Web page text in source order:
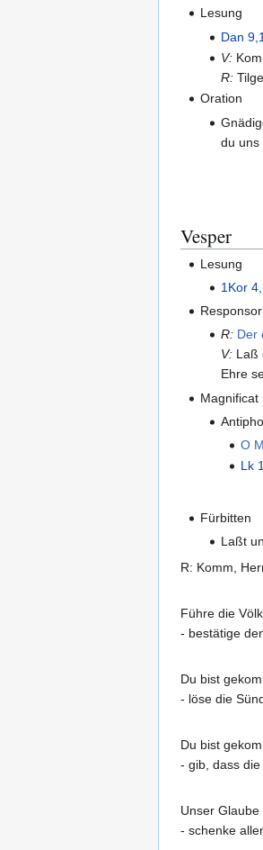
Lesung
Dan
V:
R:
Oration
du uns
Vesper
Lesung
1Kor
R: Der
V:Laß
Ehre
Magnificat
O
Lk
Fürbitten
Laßt
R: Komm,
Führe die
- bestätige
Du bist
- löse die
Du bist
- gib, dass
Unser
- schenke